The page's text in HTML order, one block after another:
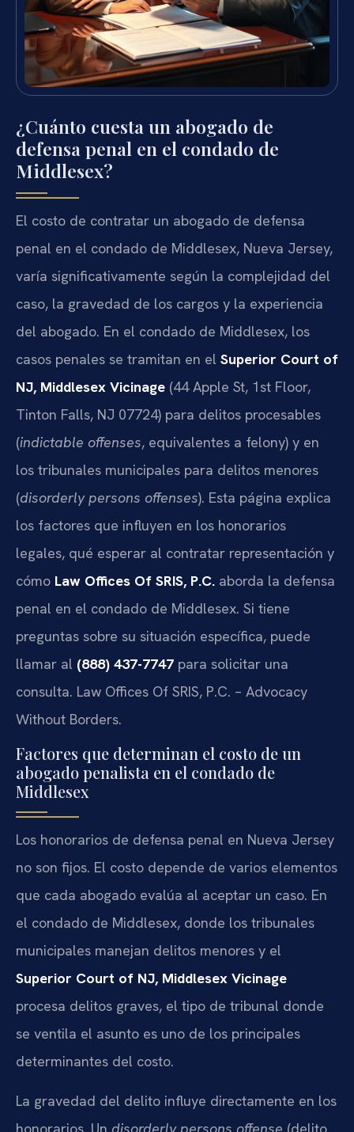
¿Cuánto cuesta un abogado de
defensa penal en el condado de
Middlesex?
El costo de contratar un abogado de defensa
penal en el condado de Middlesex, Nueva Jersey,
varía significativamente según la complejidad del
caso, la gravedad de los cargos y la experiencia
del abogado. En el condado de Middlesex, los
casos penales se tramitan en el Superior Court of
NJ, Middlesex Vicinage (44 Apple St, 1st Floor,
Tinton Falls, NJ 07724) para delitos procesables
(indictable offenses, equivalentes a felony) y en
los tribunales municipales para delitos menores
(disorderly persons offenses). Esta página explica
los factores que influyen en los honorarios
legales, qué esperar al contratar representación y
cómo Law Offices Of SRIS, P.C. aborda la defensa
penal en el condado de Middlesex. Si tiene
preguntas sobre su situación específica, puede
llamar al (888) 437-7747 para solicitar una
consulta. Law Offices Of SRIS, P.C. – Advocacy
Without Borders.
Factores que determinan el costo de un
abogado penalista en el condado de
Middlesex
Los honorarios de defensa penal en Nueva Jersey
no son fijos. El costo depende de varios elementos
que cada abogado evalúa al aceptar un caso. En
el condado de Middlesex, donde los tribunales
municipales manejan delitos menores y el
Superior Court of NJ, Middlesex Vicinage
procesa delitos graves, el tipo de tribunal donde
se ventila el asunto es uno de los principales
determinantes del costo.
La gravedad del delito influye directamente en los
honorarios. Un disorderly persons offense (delito